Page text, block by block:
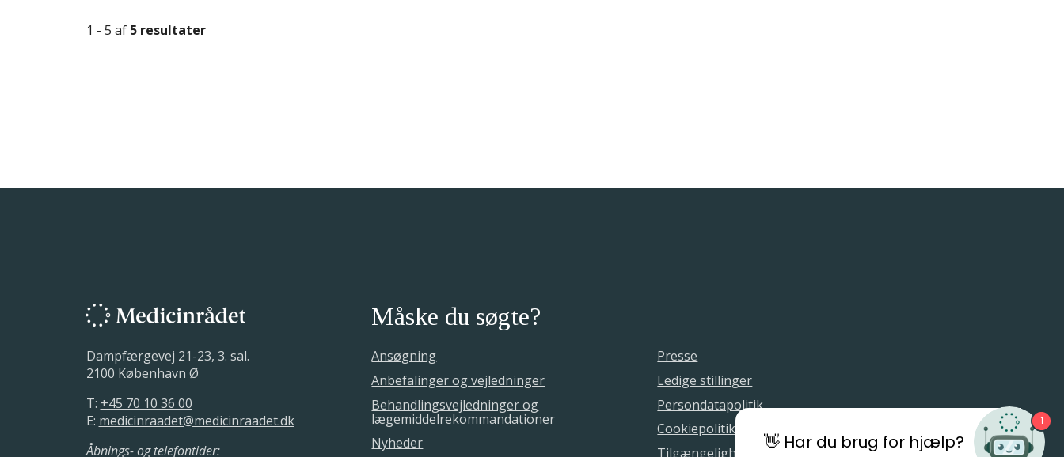
1 - 5 af 5 resultater
Dampfærgevej 21-23, 3. sal.
2100 København Ø
T: +45 70 10 36 00
E: medicinraadet@medicinraadet.dk
Åbnings- og telefontider:
Måske du søgte?
Ansøgning
Anbefalinger og vejledninger
Behandlingsvejledninger og
lægemiddelrekommandationer
Nyheder
Presse
Ledige stillinger
Persondatapolitik
Cookiepolitik
Tilgængelighedserklæring
👋 Har du brug for hjælp?
1